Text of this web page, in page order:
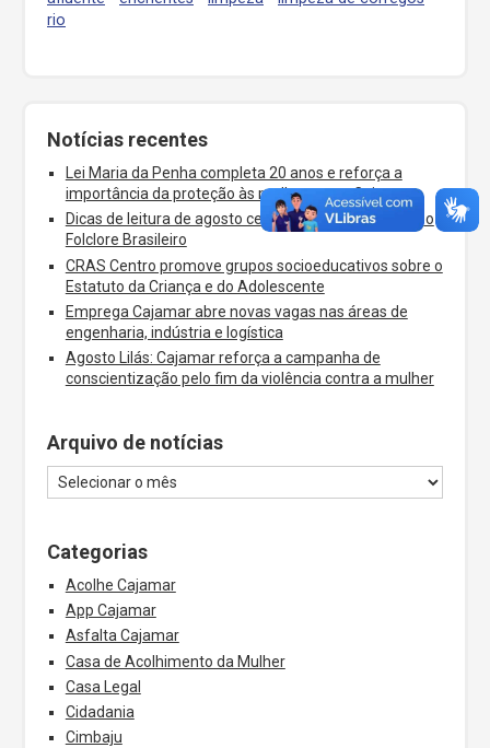
rio
Notícias recentes
Lei Maria da Penha completa 20 anos e reforça a
importância da proteção às mulheres em Cajamar
Dicas de leitura de agosto celebram o Dia dos Pais e o
Folclore Brasileiro
CRAS Centro promove grupos socioeducativos sobre o
Estatuto da Criança e do Adolescente
Emprega Cajamar abre novas vagas nas áreas de
engenharia, indústria e logística
Agosto Lilás: Cajamar reforça a campanha de
conscientização pelo fim da violência contra a mulher
Arquivo de notícias
Categorias
Acolhe Cajamar
App Cajamar
Asfalta Cajamar
Casa de Acolhimento da Mulher
Casa Legal
Cidadania
Cimbaju